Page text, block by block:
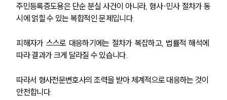
주민등록증도용은 단순 분실 사건이 아니라, 형사·민사 절차가 동
시에 얽힐 수 있는 복합적인 문제입니다.
피해자가 스스로 대응하기에는 절차가 복잡하고, 법률적 해석에
따라 결과가 크게 달라질 수 있습니다.
따라서 형사전문변호사의 조력을 받아 체계적으로 대응하는 것이
안전합니다.